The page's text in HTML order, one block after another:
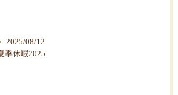
2025/08/12
季休暇2025